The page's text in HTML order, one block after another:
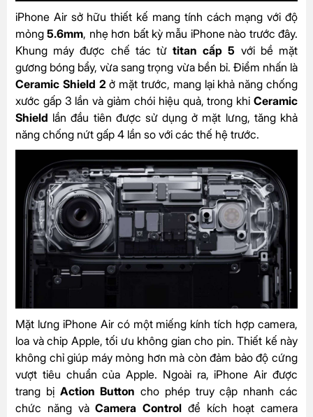
iPhone Air sở hữu thiết kế mang tính cách mạng với độ
mỏng5.6mm, nhẹ hơn bất kỳ mẫu iPhone nào trước đây.
Khung máy được chế tác từtitan cấp 5 với bề mặt
gương bóng bẩy, vừa sang trọng vừa bền bỉ. Điểm nhấn là
Ceramic Shield 2 ở mặt trước, mang lại khả năng chống
xước gấp 3 lần và giảm chói hiệu quả, trong khi Ceramic
Shield lần đầu tiên được sử dụng ở mặt lưng, tăng khả
năng chống nứt gấp 4 lần so với các thế hệ trước.
Mặt lưng iPhone Air có một miếng kính tích hợp camera,
loa và chip Apple, tối ưu không gian cho pin. Thiết kế này
không chỉ giúp máy mỏng hơn mà còn đảm bảo độ cứng
vượt tiêu chuẩn của Apple. Ngoài ra, iPhone Air được
trang bị Action Button cho phép truy cập nhanh các
chức năng vàCamera Control để kích hoạt camera